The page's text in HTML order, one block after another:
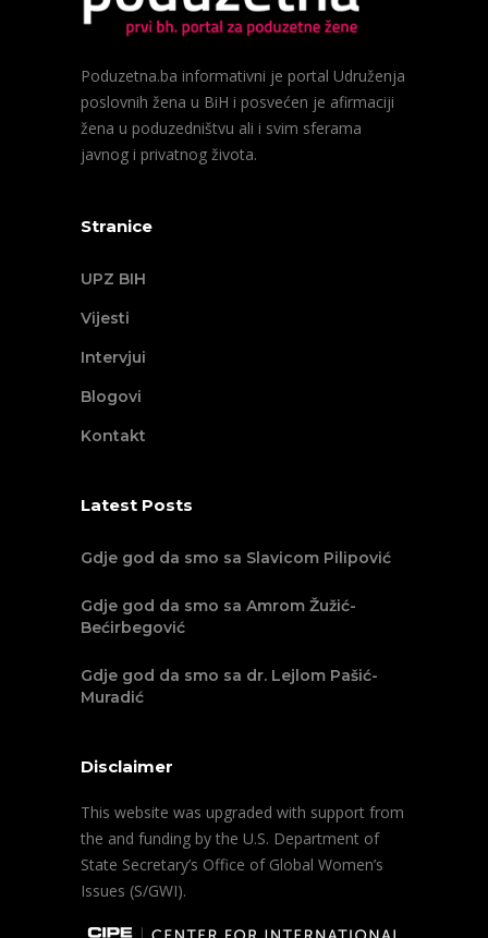
Poduzetna.ba informativni je portal Udruženja
poslovnih žena u BiH i posvećen je afirmaciji
žena u poduzedništvu ali i svim sferama
javnog i privatnog života.
Stranice
UPZ BIH
Vijesti
Intervjui
Blogovi
Kontakt
Latest Posts
Gdje god da smo sa Slavicom Pilipović
Gdje god da smo sa Amrom Žužić-
Bećirbegović
Gdje god da smo sa dr. Lejlom Pašić-
Muradić
Disclaimer
This website was upgraded with support from
the and funding by the U.S. Department of
State Secretary’s Office of Global Women’s
Issues (S/GWI).